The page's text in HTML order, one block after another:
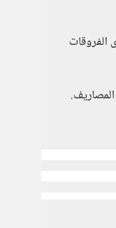
الفروقات